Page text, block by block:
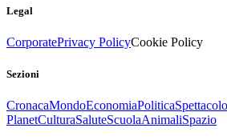
Legal
CorporatePrivacy PolicyCookie Policy
Sezioni
CronacaMondoEconomiaPoliticaSpettacolo
PlanetCulturaSaluteScuolaAnimaliSpazio